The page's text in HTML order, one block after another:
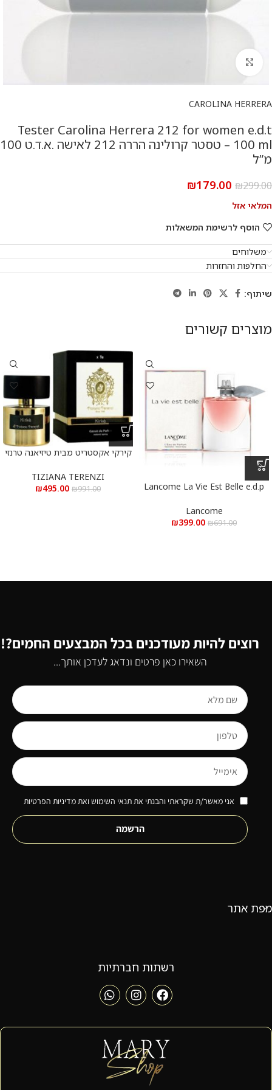
להגדלת התמונה
CAROLINA HERRERA
Tester Carolina Herrera 212 for women e.d.t
100 ml – טסטר קרולינה הררה 212 לאישה .א.ד.ט 100
מ”ל
₪299.00
₪179.00
המלאי אזל
הוסף לרשימת המשאלות
משלוחים
החלפות והחזרות
שיתוף:
מוצרים קשורים
Lancome La Vie Est Belle e.d.p
100 מ”ל
Lancome
₪691.00
₪399.00
קירקי אקסטריט מבית טיזיאנה טרנזי
Parfum 100 ml
TIZIANA TERENZI
₪991.00
₪495.00
רוצים להיות מעודכנים בכל המבצעים החמים?!
השאירו כאן פרטים ונדאג לעדכן אותך...
אני מאשר/ת שקראתי והבנתי את תנאי השימוש ואת מדיניות הפרטיות
הרשמה
מפת אתר
רשתות חברתיות